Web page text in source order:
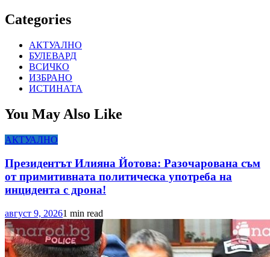
Categories
АКТУАЛНО
БУЛЕВАРД
ВСИЧКО
ИЗБРАНО
ИСТИНАТА
You May Also Like
АКТУАЛНО
Президентът Илияна Йотова: Разочарована съм
от примитивната политическа употреба на
инцидента с дрона!
август 9, 20261 min read